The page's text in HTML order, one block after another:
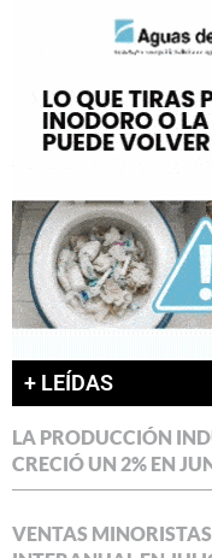
+ LEÍDAS
LA PRODUCCIÓN
CRECIÓ UN 2% EN
VENTAS